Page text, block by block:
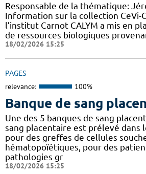
Responsable de la thématique:
Information sur la collection CeVi-
l’institut Carnot CALYM a mis en
de ressources biologiques
18/02/2026 15:25
PAGES
relevance: 100%
Banque de sang
Une des 5 banques de sang
sang placentaire est prélevé dans
pour des greffes de cellules
hématopoïétiques, pour des
pathologies gr
18/02/2026 15:25